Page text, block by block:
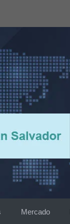
Mercado